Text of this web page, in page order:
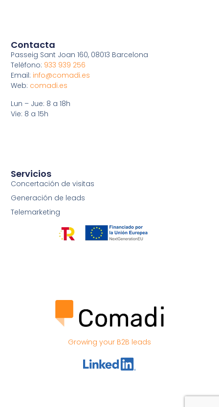
Growing your B2B leads
Contacta
Passeig Sant Joan 160, 08013 Barcelona
Teléfono: 933 939 256
Email: info@comadi.es
Web: comadi.es
Lun – Jue: 8 a 18h
Vie: 8 a 15h
Servicios
Concertación de visitas
Generación de leads
Telemarketing